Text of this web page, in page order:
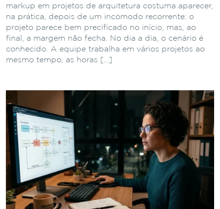
markup em projetos de arquitetura costuma aparecer,
na prática, depois de um incômodo recorrente: o
projeto parece bem precificado no início, mas, ao
final, a margem não fecha. No dia a dia, o cenário é
conhecido. A equipe trabalha em vários projetos ao
mesmo tempo, as horas […]